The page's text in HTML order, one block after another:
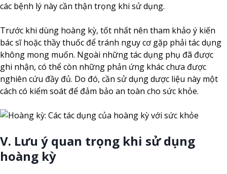
các bệnh lý này cần thận trọng khi sử dụng.
Trước khi dùng hoàng kỳ, tốt nhất nên tham khảo ý kiến
bác sĩ hoặc thầy thuốc để tránh nguy cơ gặp phải tác dụng
không mong muốn. Ngoài những tác dụng phụ đã được
ghi nhận, có thể còn những phản ứng khác chưa được
nghiên cứu đầy đủ. Do đó, cần sử dụng dược liệu này một
cách có kiểm soát để đảm bảo an toàn cho sức khỏe.
V. Lưu ý quan trọng khi sử dụng
hoàng kỳ